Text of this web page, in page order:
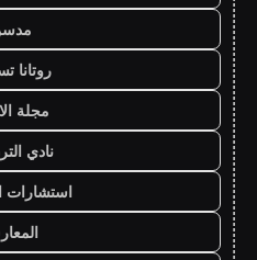
روتانا
مجلة
نادي
استشارات